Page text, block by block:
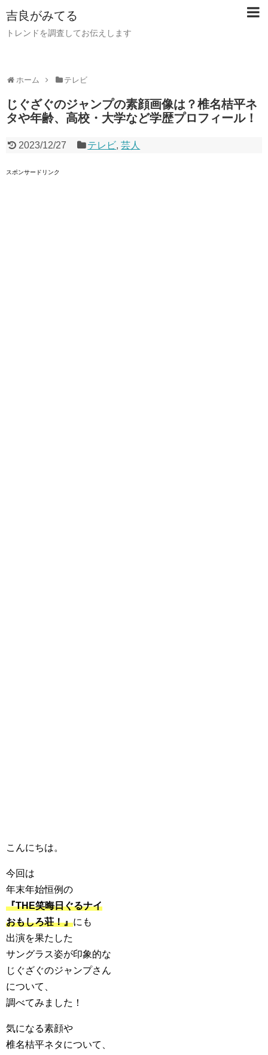
吉良がみてる
トレンドを調査してお伝えします
ホーム テレビ
じぐざぐのジャンプの素顔画像は？椎名桔平ネ
タや年齢、高校・大学など学歴プロフィール！
2023/12/27 テレビ,芸人
スポンサードリンク
こんにちは。
今回は
年末年始恒例の
『THE笑晦日ぐるナイ
おもしろ荘！』にも
出演を果たした
サングラス姿が印象的な
じぐざぐのジャンプさん
について、
調べてみました！
気になる素顔や
椎名桔平ネタについて、